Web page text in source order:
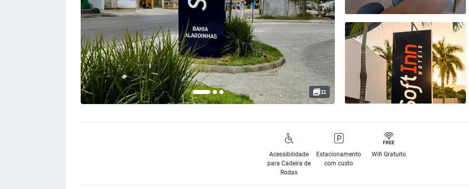
11
Acessibilidade
para Cadeira de
Rodas
Estacionamento
com custo
Wifi Gratuito